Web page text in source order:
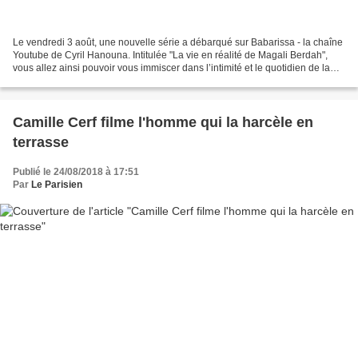
Le vendredi 3 août, une nouvelle série a débarqué sur Babarissa - la chaîne
Youtube de Cyril Hanouna. Intitulée "La vie en réalité de Magali Berdah",
vous allez ainsi pouvoir vous immiscer dans l’intimité et le quotidien de la
Camille Cerf filme l'homme qui la harcèle en
terrasse
Publié le 24/08/2018 à 17:51
Par Le Parisien